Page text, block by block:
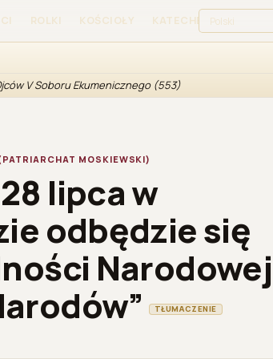
ROLKI KOŚCIOŁY KATECHEZA
V Soboru Ekumenicznego (553)
MOSKIEWSKI)
lipca w
odbędzie się
Narodowej
TŁUMACZENIE